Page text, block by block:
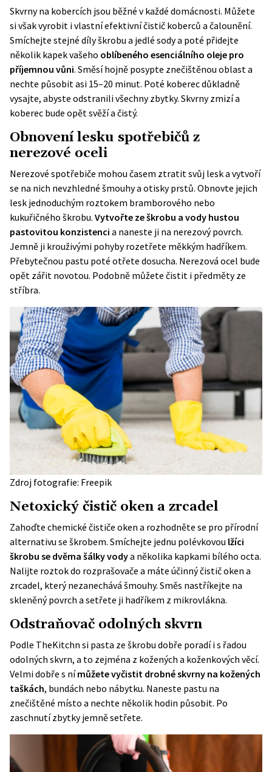
Skvrny na kobercích jsou běžné v každé domácnosti. Můžete
si však vyrobit i vlastníefektivní čistič koberců a čalounění.
Smíchejte stejné díly škrobu a jedlé sody a poté přidejte
několik kapek vašeho oblíbeného esenciálního oleje pro
příjemnou vůni. Směsí hojně posypte znečištěnou oblast a
nechte působit asi 15–20 minut. Poté koberec důkladně
vysajte, abyste odstranili všechny zbytky. Skvrny zmizí a
koberec bude opět svěží a čistý.
Obnovení lesku spotřebičů z
nerezové oceli
Nerezové spotřebiče mohou časem ztratit svůj lesk a vytvoří
se na nich nevzhledné šmouhy a otisky prstů. Obnovte jejich
lesk jednoduchým roztokem bramborového nebo
kukuřičného škrobu. Vytvořte ze škrobu a vody hustou
pastovitou konzistenci a naneste ji na nerezový povrch.
Jemně ji krouživými pohyby rozetřete měkkým hadříkem.
Přebytečnou pastu poté otřete dosucha. Nerezová ocel bude
opět zářit novotou. Podobně můžete čistit i předměty ze
stříbra.
Zdroj fotografie: Freepik
Netoxický čistič oken a zrcadel
Zahoďte chemické čističe oken a rozhodněte se pro přírodní
alternativu se škrobem. Smíchejte jednu polévkovou lžíci
škrobu se dvěma šálky vodya několika kapkami bílého octa.
Nalijte roztok do rozprašovače a máte účinný čistič oken a
zrcadel, který nezanechává šmouhy. Směs nastříkejte na
skleněný povrch a setřete ji hadříkem z mikrovlákna.
Odstraňovač odolných skvrn
Podle TheKitchn si pasta ze škrobu dobře poradí i s řadou
odolných skvrn, a to zejména z kožených a koženkových věcí.
Velmi dobře s nímůžete vyčistit drobné skvrny na kožených
taškách, bundách nebo nábytku. Naneste pastu na
znečištěné místo a nechte několik hodin působit. Po
zaschnutí zbytky jemně setřete.